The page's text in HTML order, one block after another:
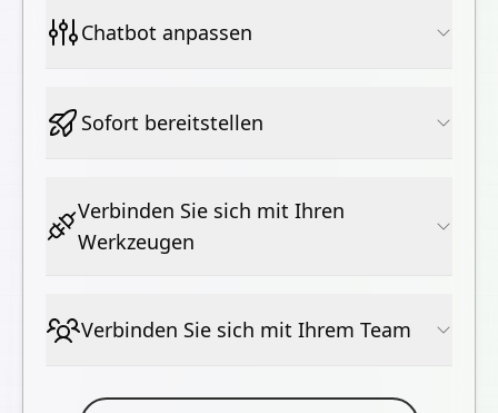
Chatbot anpassen
Sofort bereitstellen
Verbinden Sie sich mit Ihren
Werkzeugen
Verbinden Sie sich mit Ihrem Team